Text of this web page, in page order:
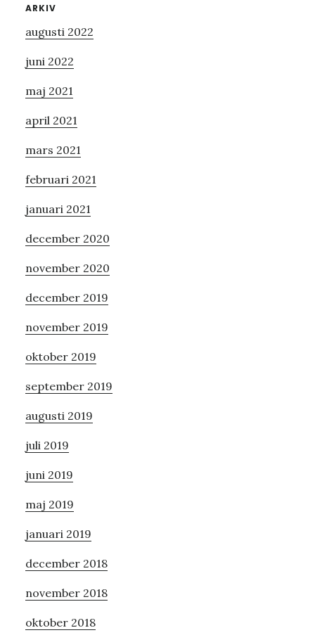
Primärt
sidofält
ARKIV
augusti 2022
juni 2022
maj 2021
april 2021
mars 2021
februari 2021
januari 2021
december 2020
november 2020
december 2019
november 2019
oktober 2019
september 2019
augusti 2019
juli 2019
juni 2019
maj 2019
januari 2019
december 2018
november 2018
oktober 2018